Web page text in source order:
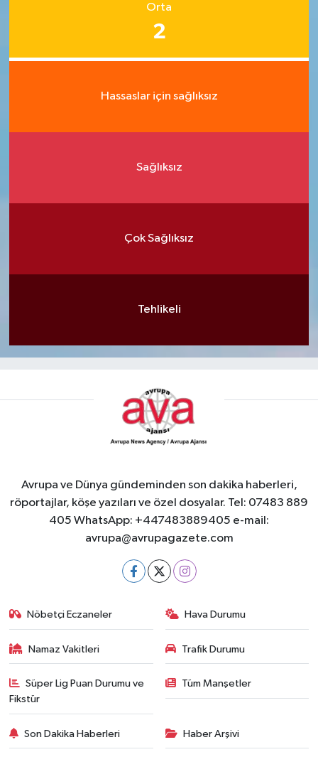
Orta
2
Hassaslar için sağlıksız
Sağlıksız
Çok Sağlıksız
Tehlikeli
Avrupa ve Dünya gündeminden son dakika haberleri,
röportajlar, köşe yazıları ve özel dosyalar. Tel: 07483 889
405 WhatsApp: +447483889405 e-mail:
avrupa@avrupagazete.com
Nöbetçi Eczaneler Hava Durumu
Namaz Vakitleri Trafik Durumu
Süper Lig Puan Durumu ve
Fikstür
Tüm Manşetler
Son Dakika Haberleri Haber Arşivi